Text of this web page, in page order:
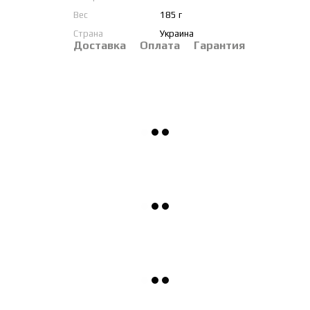
Вес
185 г
Страна
Украина
Доставка Оплата Гарантия